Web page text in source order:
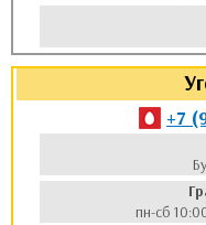
+7
пн-сб